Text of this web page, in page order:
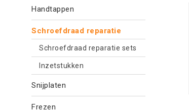
Handtappen
Schroefdraad reparatie
Schroefdraad reparatie sets
Inzetstukken
Snijplaten
Frezen